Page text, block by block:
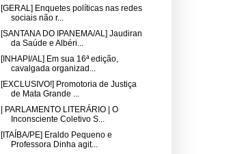
[GERAL] Enquetes políticas nas redes
sociais não r...
[SANTANA DO IPANEMA/AL] Jaudiran
da Saúde e Albéri...
[INHAPI/AL] Em sua 16ª edição,
cavalgada organizad...
[EXCLUSIVO!] Promotoria de Justiça
de Mata Grande ...
| PARLAMENTO LITERÁRIO | O
Inconsciente Coletivo S...
[ITAÍBA/PE] Eraldo Pequeno e
Professora Dinha agit...